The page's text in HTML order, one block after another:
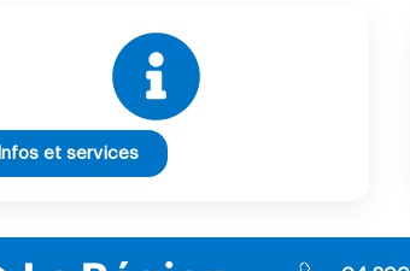
Infos et services